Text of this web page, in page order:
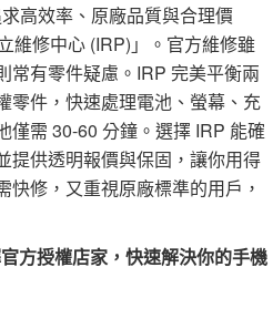
高效率、原廠品質與合理價
維修中心 (IRP)」。官方維修雖
常有零件疑慮。IRP 完美平衡兩
零件，快速處理電池、螢幕、充
僅需 30-60 分鐘。選擇 IRP 能確
提供透明報價與保固，讓你用得
修，又重視原廠標準的用戶，
方授權店家，快速解決你的手機